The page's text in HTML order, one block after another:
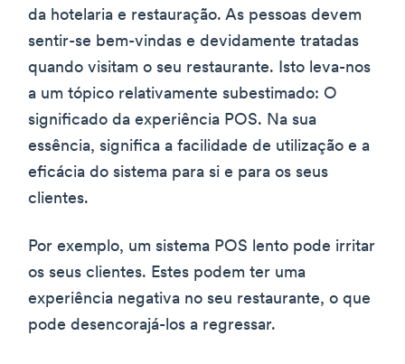
da hotelaria e restauração. As pessoas devem
sentir-se bem-vindas e devidamente tratadas
quando visitam o seu restaurante. Isto leva-nos
a um tópico relativamente subestimado: O
significado da experiência POS. Na sua
essência, significa a facilidade de utilização e a
eficácia do sistema para si e para os seus
clientes.
Por exemplo, um sistema POS lento pode irritar
os seus clientes. Estes podem ter uma
experiência negativa no seu restaurante, o que
pode desencorajá-los a regressar.